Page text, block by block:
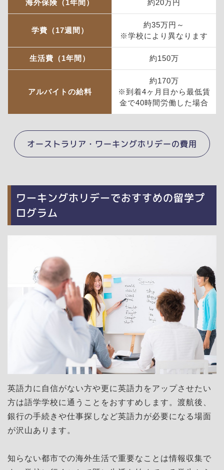
海外保険（1年間） 約20万円
学費（17週間）
約35万円～
※学校により異なります
生活費（1年間） 約150万
アルバイトの給料
約170万
※到着4ヶ月目から最低賃
金で40時間労働した場合
オーストラリア・ワーキングホリデーの費用
ワーキングホリデーでおすすめの留学プ
ログラム
英語力に自信がない方や更に英語力をアップさせたい
方は語学学校に通うことをおすすめします。渡航後、
銀行の手続きや仕事探しなど英語力が必要になる場面
が沢山あります。
知らない都市での海外生活で重要なことは情報収集で